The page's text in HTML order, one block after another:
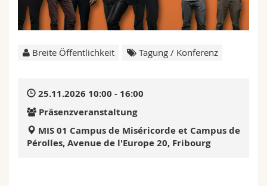
Math.-Nat. und Med. Fak.
Mitarbeitende
Webmail
Breite Öffentlichkeit Tagung / Konferenz
25.11.2026 10:00 - 16:00
Präsenzveranstaltung
MIS 01 Campus de Miséricorde et Campus de
Pérolles, Avenue de l'Europe 20, Fribourg